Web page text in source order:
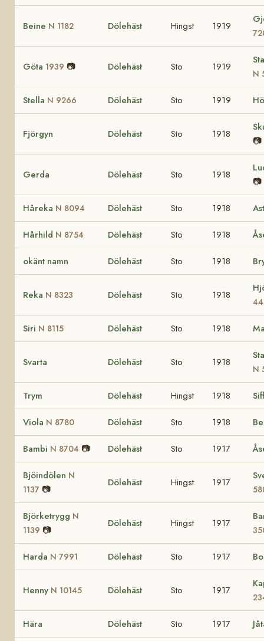
Beine N 1182 Dölehäst Hingst 1919
Göta 1939 📷 Dölehäst Sto 1919
N
Stella N 9266 Dölehäst Sto 1919
Fjörgyn Dölehäst Sto 1918
📷
Gerda Dölehäst Sto 1918
📷
Håreka N 8094 Dölehäst Sto 1918
Hårhild N 8754 Dölehäst Sto 1918
okänt namn Dölehäst Sto 1918
Reka N 8323 Dölehäst Sto 1918
Siri N 8115 Dölehäst Sto 1918
Svarta Dölehäst Sto 1918
N
Trym Dölehäst Hingst 1918
Viola N 8780 Dölehäst Sto 1918
Bambi N 8704 📷 Dölehäst Sto 1917
Bjöindölen N
1137 📷
Dölehäst Hingst 1917
Björketrygg N
1139 📷
Dölehäst Hingst 1917
Harda N 7991 Dölehäst Sto 1917
Henny N 10145 Dölehäst Sto 1917
Hära Dölehäst Sto 1917